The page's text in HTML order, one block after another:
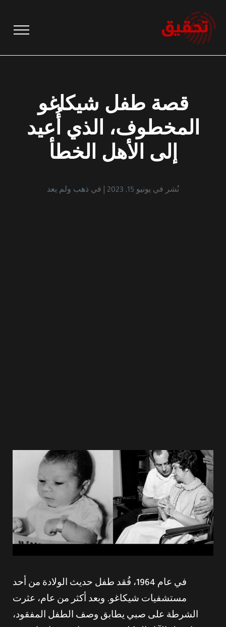
إلى
المحتوى
قصة طفل شيكاغو
المخطوف، الذي أُعيد
إلى الأهل الخطأ
نُشر في يونيو 15, 2023 في ذهب ولم يعد
في عام 1964، فُقد طفل حديث الولادة من أحد
مستشفيات شيكاغو. وبعد أكثر من عام، عثرت
الشرطة على صبي يطابق وصف الطفل المفقود،